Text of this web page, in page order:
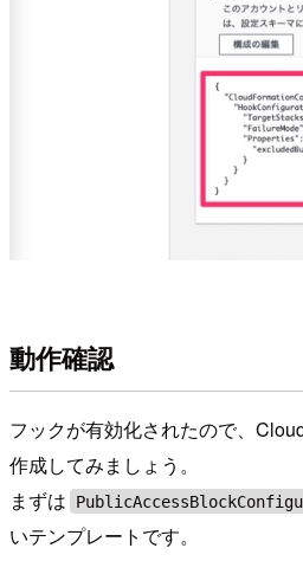
動作確認
フックが有効化されたので、
作成してみましょう。
まずは
いテンプレートです。